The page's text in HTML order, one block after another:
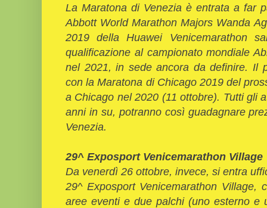
La Maratona di Venezia è entrata a far
Abbott World Marathon Majors Wanda
2019 della Huawei Venicemarathon
qualificazione al campionato mondiale
nel 2021, in sede ancora da definire. Il
con la Maratona di Chicago 2019 del
a Chicago nel 2020 (11 ottobre). Tutti gli
anni in su, potranno così guadagnare
Venezia.
29^ Exposport Venicemarathon Village
Da venerdì 26 ottobre, invece, si entra
29^ Exposport Venicemarathon Village,
aree eventi e due palchi (uno esterno e